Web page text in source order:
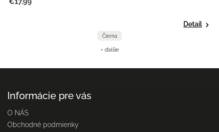
Informácie pre vás
O NÁS
Obchodné podmienky